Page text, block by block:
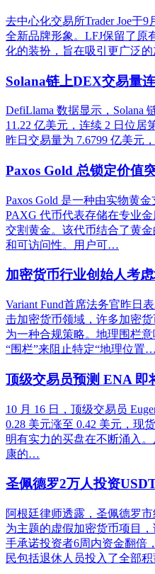
去中心化交易所Trader Joe于
全新品牌形象。LFJ保留了原
化的装扮，旨在吸引更广泛
Solana链上DEX交易量
DefiLlama 数据显示，Solana
11.22 亿美元，连续 2 日位居
昨日交易量为 7.6799 亿美元
Paxos Gold 总锁定价值
Paxos Gold 是一种由实物黄
PAXG 代币代表存储在专业
交割黄金。该代币结合了黄
和可访问性。用户可…
加密货币行业创始人考
Variant Fund首席法务官昨日
击加密货币领域，许多加密
为一种合规策略。地理围栏
“围栏”来阻止特定“地理位置…
顶级交易员预测 ENA 即
10 月 16 日，顶级交易员
0.28 美元涨至 0.42 美元，现
明有实力的买盘在不断涌入
康的…
圣佩德罗2万人投资
阿根廷律师透露，圣佩德罗
为主题的虚假加密货币项目
手承诺投资者6周内资金翻倍
民包括退休人员投入了全部